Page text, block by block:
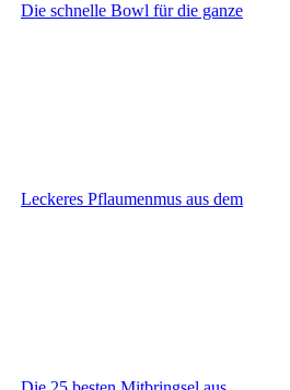
Die schnelle Bowl für die ganze
Leckeres Pflaumenmus aus dem